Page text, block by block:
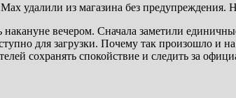
удалили из магазина без
накануне вечером. Сначала заметили
для загрузки. Почему так произошло и
сохранять спокойствие и следить за